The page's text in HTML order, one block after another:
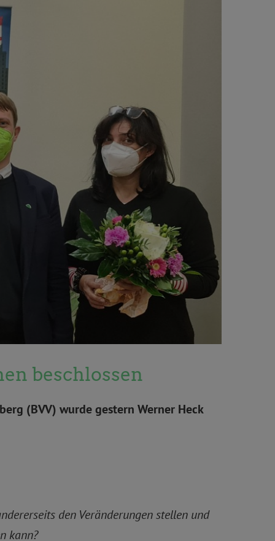
beschlossen
(BVV) wurde gestern Werner Heck
den Veränderungen stellen und
kann?